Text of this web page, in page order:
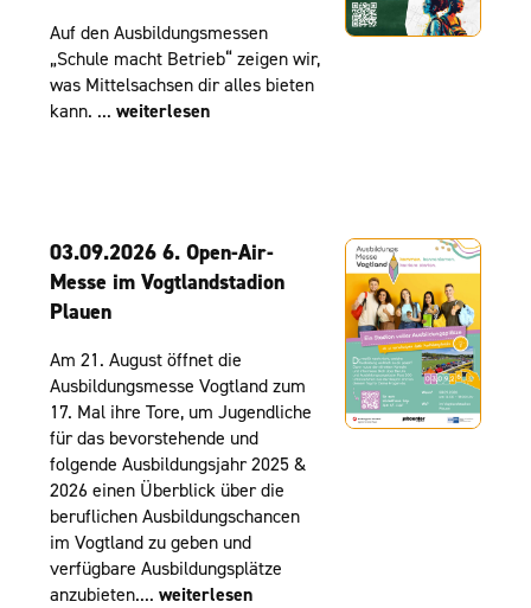
Auf den Ausbildungsmessen
„Schule macht Betrieb“ zeigen wir,
was Mittelsachsen dir alles bieten
kann. ...weiterlesen
03.09.2026 6. Open-Air-
Messe im Vogtlandstadion
Plauen
Am 21. August öffnet die
Ausbildungsmesse Vogtland zum
17. Mal ihre Tore, um Jugendliche
für das bevorstehende und
folgende Ausbildungsjahr 2025 &
2026 einen Überblick über die
beruflichen Ausbildungschancen
im Vogtland zu geben und
verfügbare Ausbildungsplätze
anzubieten....weiterlesen